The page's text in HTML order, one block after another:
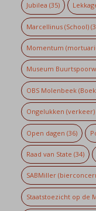
Jubilea (35)
Marcellinus (School)
Momentum
Museum
OBS Molenbeek
Ongelukken
Open dagen (36)
Raad van State (34)
SABMiller
Staatstoezicht op de